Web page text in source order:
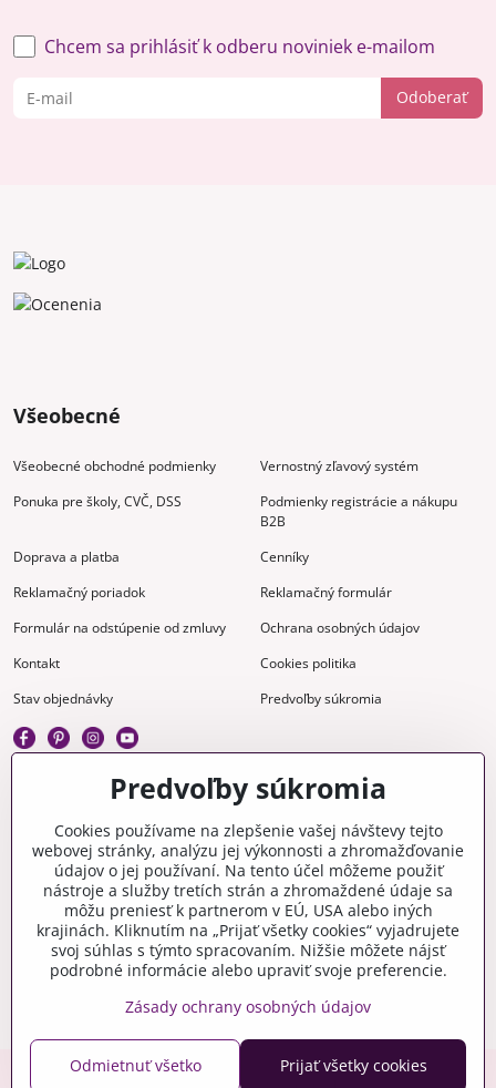
Odoberať
Chcem sa prihlásiť k odberu noviniek e-mailom
Všeobecné
Všeobecné obchodné podmienky
Vernostný zľavový systém
Ponuka pre školy, CVČ, DSS
Podmienky registrácie a nákupu
B2B
Doprava a platba
Cenníky
Reklamačný poriadok
Reklamačný formulár
Formulár na odstúpenie od zmluvy
Ochrana osobných údajov
Kontakt
Cookies politika
Stav objednávky
Predvoľby súkromia
Gravírovanie
Materiály na stiahnutie
Videonávody
Blog
Kreatívna poradňa
Predvoľby súkromia
Cookies používame na zlepšenie vašej návštevy tejto
webovej stránky, analýzu jej výkonnosti a zhromažďovanie
údajov o jej používaní. Na tento účel môžeme použiť
nástroje a služby tretích strán a zhromaždené údaje sa
môžu preniesť k partnerom v EÚ, USA alebo iných
krajinách. Kliknutím na „Prijať všetky cookies“ vyjadrujete
svoj súhlas s týmto spracovaním. Nižšie môžete nájsť
podrobné informácie alebo upraviť svoje preferencie.
Zásady ochrany osobných údajov
Prijať všetky cookies
Odmietnuť všetko